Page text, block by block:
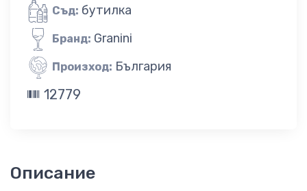
Съд: бутилка
Бранд: Granini
Произход: България
12779
Описание